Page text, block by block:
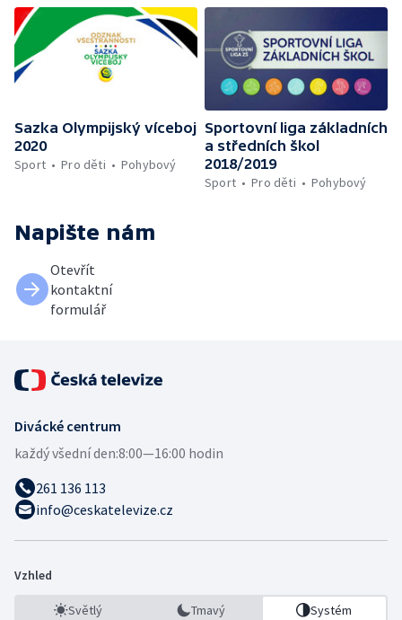
Sazka Olympijský víceboj
2020
Sport
Pro děti Pohybový
Sportovní liga základních
a středních škol
2018/2019
Sport
Pro děti Pohybový
Napište nám
Otevřít
kontaktní
formulář
Divácké centrum
každý všední den:8:00—16:00 hodin
261 136 113
info@ceskatelevize.cz
Vzhled
Světlý Tmavý Systém